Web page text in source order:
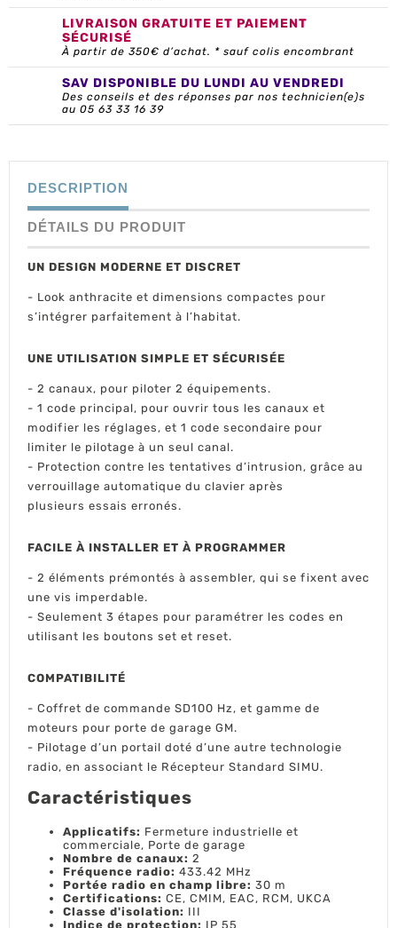
LIVRAISON GRATUITE ET PAIEMENT
SÉCURISÉ
À partir de 350€ d’achat. * sauf colis encombrant
SAV DISPONIBLE DU LUNDI AU VENDREDI
Des conseils et des réponses par nos technicien(e)s
au 05 63 33 16 39
DESCRIPTION
DÉTAILS DU PRODUIT
UN DESIGN MODERNE ET DISCRET
- Look anthracite et dimensions compactes pour
s’intégrer parfaitement à l’habitat.
UNE UTILISATION SIMPLE ET SÉCURISÉE
- 2 canaux, pour piloter 2 équipements.
- 1 code principal, pour ouvrir tous les canaux et
modifier les réglages, et 1 code secondaire pour
limiter le pilotage à un seul canal.
- Protection contre les tentatives d’intrusion, grâce au
verrouillage automatique du clavier après
plusieurs essais erronés.
FACILE À INSTALLER ET À PROGRAMMER
- 2 éléments prémontés à assembler, qui se fixent avec
une vis imperdable.
- Seulement 3 étapes pour paramétrer les codes en
utilisant les boutons set et reset.
COMPATIBILITÉ
- Coffret de commande SD100 Hz, et gamme de
moteurs pour porte de garage GM.
- Pilotage d’un portail doté d’une autre technologie
radio, en associant le Récepteur Standard SIMU.
Caractéristiques
Applicatifs: Fermeture industrielle et
commerciale, Porte de garage
Nombre de canaux: 2
Fréquence radio: 433.42 MHz
Portée radio en champ libre: 30 m
Certifications: CE, CMIM, EAC, RCM, UKCA
Classe d'isolation: III
Indice de protection: IP 55